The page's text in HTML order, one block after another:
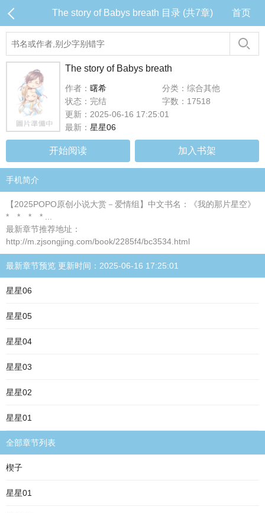
The story of Babys breath 目录 (共7章) 首页
The story of Babys breath
作者： 曙希
分类：综合其他
状态：完结
字数：17518
更新：2025-06-16 17:25:01
最新： 星星06
开始阅读 加入书架
手机简介
【2025POPO原创小说大赏－爱情组】中文书名：《我的那片星空》
* * * * ...
最新章节推荐地址：
http://m.zjsongjing.com/book/2285f4/bc3534.html
最新章节预览 更新时间：2025-06-16 17:25:01
星星06
星星05
星星04
星星03
星星02
星星01
全部章节列表
楔子
星星01